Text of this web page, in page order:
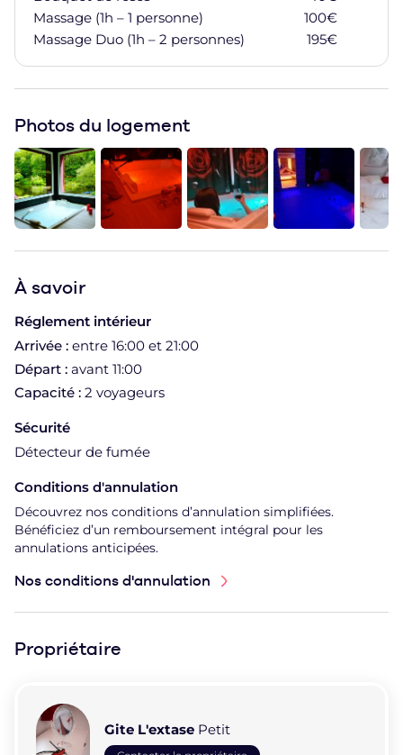
Massage (1h – 1 personne)
100€
Massage Duo (1h – 2 personnes)
195€
Photos du logement
À savoir
Réglement intérieur
Arrivée : entre 16:00 et 21:00
Départ : avant 11:00
Capacité : 2 voyageurs
Sécurité
Détecteur de fumée
Conditions d'annulation
Découvrez nos conditions d’annulation simplifiées.
Bénéficiez d’un remboursement intégral pour les
annulations anticipées.
Nos conditions d'annulation
Propriétaire
Gite L'extase Petit